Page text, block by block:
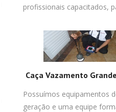
profissionais capacitados,
Caça Vazamento
Possuímos equipamentos
geração e uma equipe